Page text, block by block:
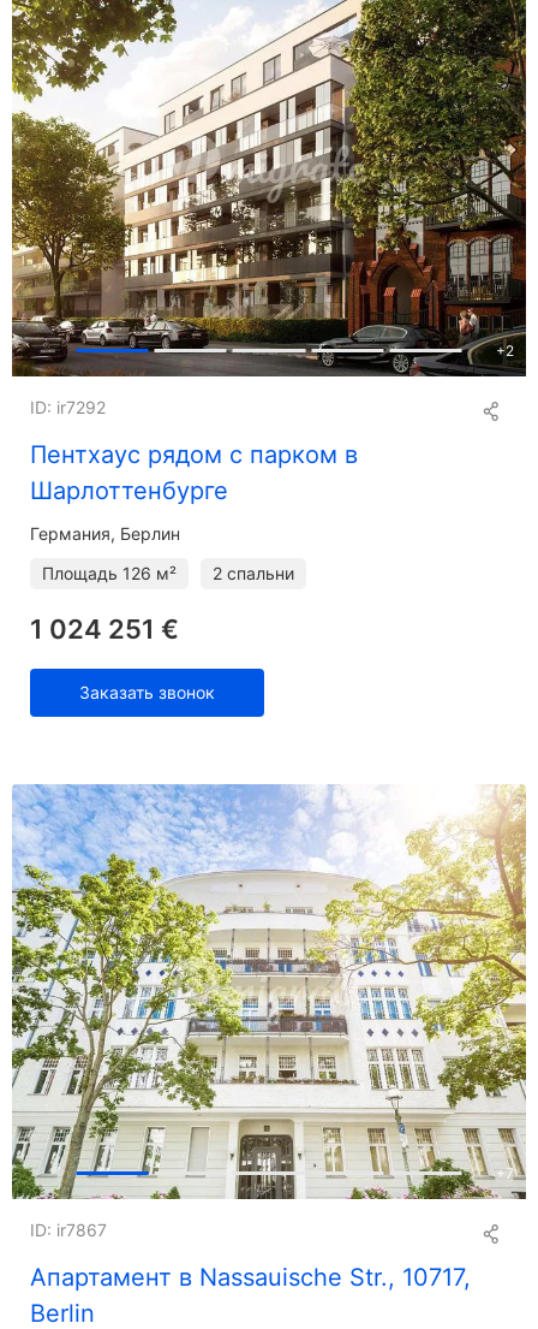
+2
Пентхаус рядом с парком в
Шарлоттенбурге
ID: ir7292
Германия, Берлин
Площадь 126 м² 2 спальни
1 024 251 €
Заказать звонок
+7
Апартамент в Nassauische Str., 10717,
Berlin
ID: ir7867